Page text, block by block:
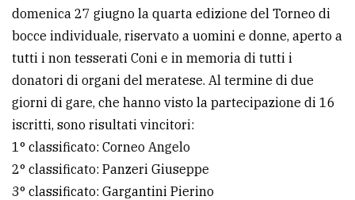
PRIVACY
Privacy
policy
domenica 27 giugno la quarta edizione del Torneo di
bocce individuale, riservato a uomini e donne, aperto a
tutti i non tesserati Coni e in memoria di tutti i
donatori di organi del meratese. Al termine di due
giorni di gare, che hanno visto la partecipazione di 16
iscritti, sono risultati vincitori:
1° classificato: Corneo Angelo
2° classificato: Panzeri Giuseppe
3° classificato: Gargantini Pierino